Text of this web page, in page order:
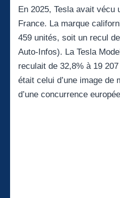
En 2025, Tesla avait vécu
France. La marque
459 unités, soit un recul
Auto-Infos). La Tesla
reculait de 32,8% à 19
était celui d’une image de
d’une concurrence